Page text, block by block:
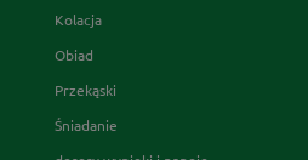
Kolacja
Obiad
Przekąski
Śniadanie